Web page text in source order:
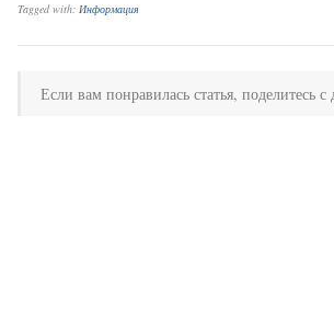
Tagged with: Информация
Если вам понравилась статья, поделитесь с